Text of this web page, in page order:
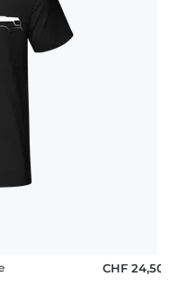
CHF 24,50